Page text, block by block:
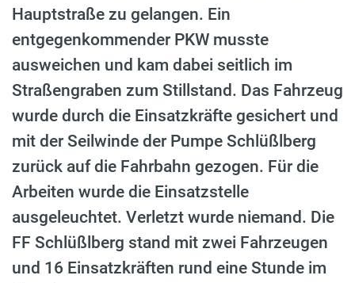
Hauptstraße zu gelangen. Ein
entgegenkommender PKW musste
ausweichen und kam dabei seitlich im
Straßengraben zum Stillstand. Das Fahrzeug
wurde durch die Einsatzkräfte gesichert und
mit der Seilwinde der Pumpe Schlüßlberg
zurück auf die Fahrbahn gezogen. Für die
Arbeiten wurde die Einsatzstelle
ausgeleuchtet. Verletzt wurde niemand. Die
FF Schlüßlberg stand mit zwei Fahrzeugen
und 16 Einsatzkräften rund eine Stunde im